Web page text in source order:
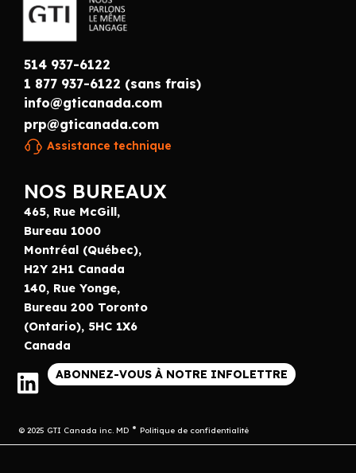
514 937-6122
1 877 937-6122 (sans frais)
info@gticanada.com
prp@gticanada.com
Assistance technique
NOS BUREAUX
465, Rue McGill,
Bureau 1000
Montréal (Québec),
H2Y 2H1 Canada
140, Rue Yonge,
Bureau 200 Toronto
(Ontario), 5HC 1X6
Canada
ABONNEZ-VOUS À NOTRE INFOLETTRE
© 2025 GTI Canada inc. MD Politique de confidentialité